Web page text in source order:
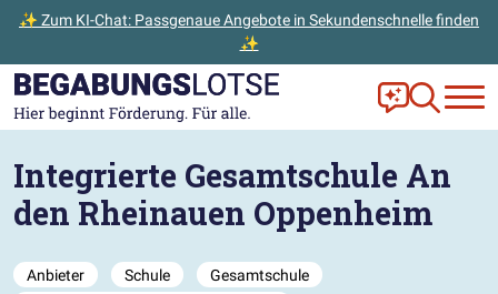
✨ Zum KI-Chat: Passgenaue Angebote in Sekundenschnelle finden
✨
Zum Hauptinhalt der Seite springen
Zur Startseite gehen Frag Ella!
Zur
Integrierte Gesamtschule An
den Rheinauen Oppenheim
Anbieter Schule
Gesamtschule